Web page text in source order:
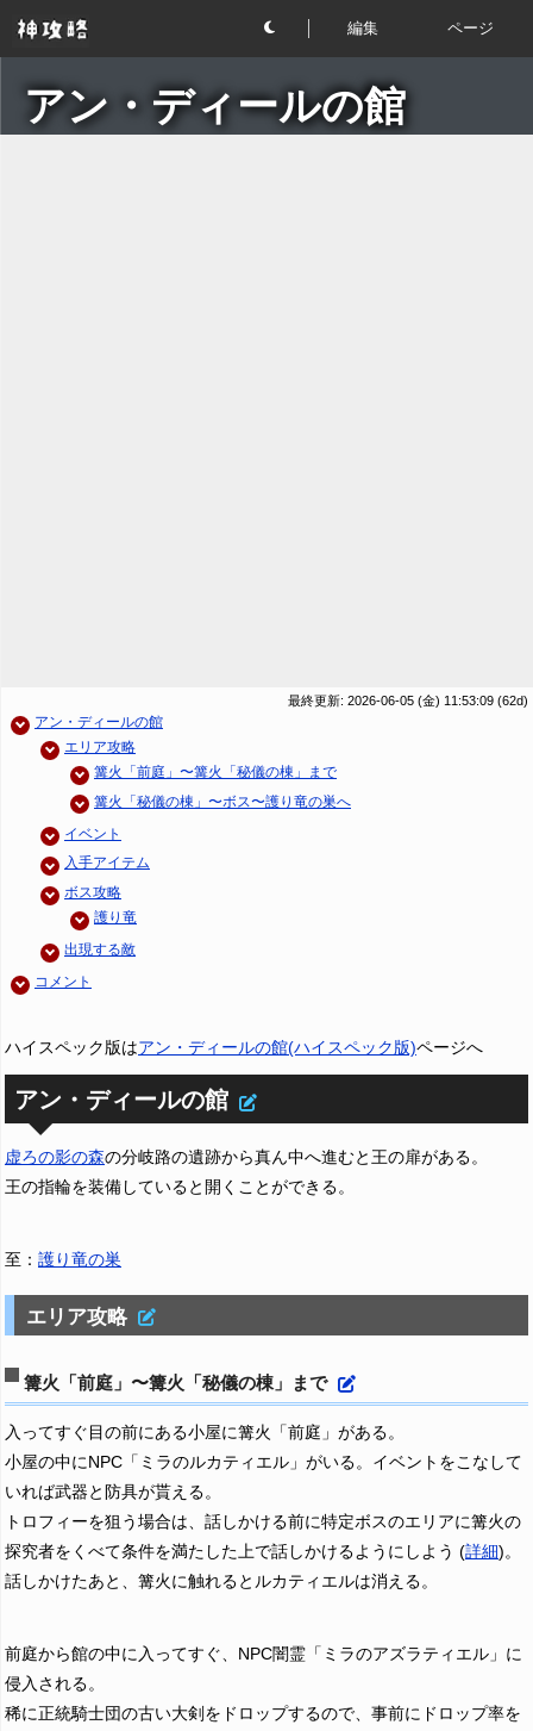
編集 ページ
アン・ディールの館
最終更新: 2026-06-05 (金) 11:53:09 (62d)
アン・ディールの館
エリア攻略
篝火「前庭」〜篝火「秘儀の棟」まで
篝火「秘儀の棟」〜ボス〜護り竜の巣へ
イベント
入手アイテム
ボス攻略
護り竜
出現する敵
コメント
ハイスペック版はアン・ディールの館(ハイスペック版)ページへ
アン・ディールの館
虚ろの影の森の分岐路の遺跡から真ん中へ進むと王の扉がある。
王の指輪を装備していると開くことができる。
至： 護り竜の巣
エリア攻略
篝火「前庭」〜篝火「秘儀の棟」まで
入ってすぐ目の前にある小屋に篝火「前庭」がある。
小屋の中にNPC「ミラのルカティエル」がいる。イベントをこなして
いれば武器と防具が貰える。
トロフィーを狙う場合は、話しかける前に特定ボスのエリアに篝火の
探究者をくべて条件を満たした上で話しかけるようにしよう (詳細)。
話しかけたあと、篝火に触れるとルカティエルは消える。
前庭から館の中に入ってすぐ、NPC闇霊「ミラのアズラティエル」に
侵入される。
稀に正統騎士団の古い大剣をドロップするので、事前にドロップ率を